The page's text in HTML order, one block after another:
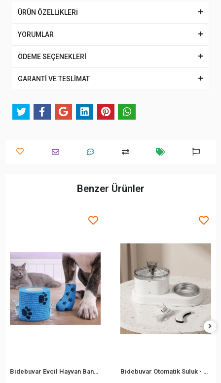
ÜRÜN ÖZELLİKLERİ
YORUMLAR
ÖDEME SEÇENEKLERİ
GARANTİ VE TESLİMAT
Benzer Ürünler
Bidebuvar Evcil Hayvan Bandajı - Pati Desenli - Esnek - Suya Dayanıklı - 7x4 cm Bidebuvar Otomatik Suluk - Mama Kabı Hazneli - Evcil Hayvan Su Pınarı